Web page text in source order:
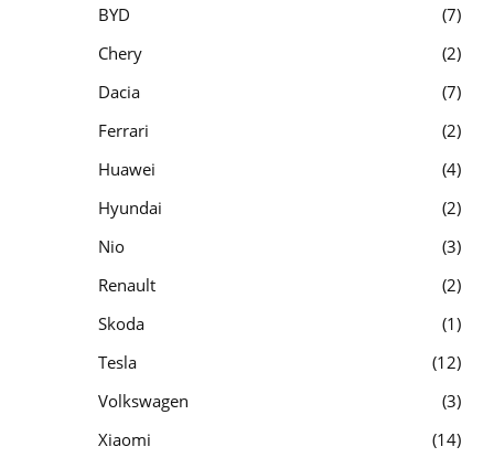
BYD
7
Chery
2
Dacia
7
Ferrari
2
Huawei
4
Hyundai
2
Nio
3
Renault
2
Skoda
1
Tesla
12
Volkswagen
3
Xiaomi
14